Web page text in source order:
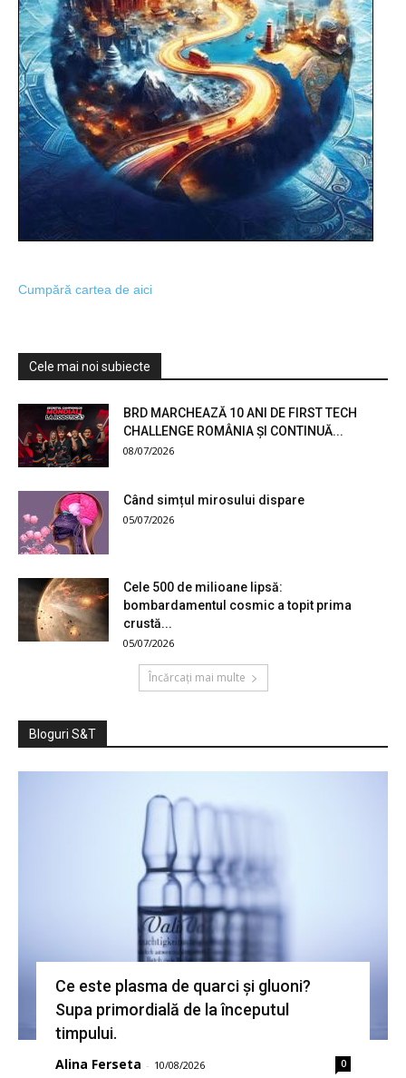
Cumpără cartea de aici
Cele mai noi subiecte
BRD MARCHEAZĂ 10 ANI DE FIRST TECH
CHALLENGE ROMÂNIA ȘI CONTINUĂ...
08/07/2026
Când simțul mirosului dispare
05/07/2026
Cele 500 de milioane lipsă:
bombardamentul cosmic a topit prima
crustă...
05/07/2026
Încărcați mai multe
Bloguri S&T
Ce este plasma de quarci și gluoni?
Supa primordială de la începutul
timpului.
Alina Ferseta - 10/08/2026 0